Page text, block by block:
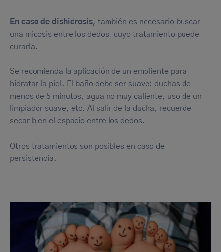
En caso de dishidrosis, también es necesario buscar
una micosis entre los dedos, cuyo tratamiento puede
curarla.
Se recomienda la aplicación de un emoliente para
hidratar la piel. El baño debe ser suave: duchas de
menos de 5 minutos, agua no muy caliente, uso de un
limpiador suave, etc. Al salir de la ducha, recuerde
secar bien el espacio entre los dedos.
Otros tratamientos son posibles en caso de
persistencia.